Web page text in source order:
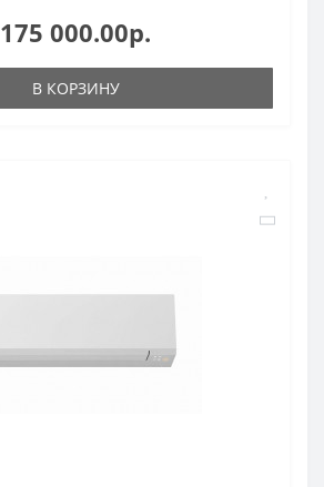
175 000.00р.
В КОРЗИНУ